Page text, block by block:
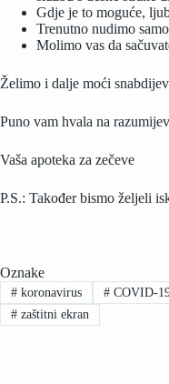
Gdje je to moguće,
Trenutno nudimo
Molimo vas da
Želimo i dalje moći
Puno vam hvala na
Vaša apoteka za zečeve
P.S.: Također bismo željeli
Oznake
#koronavirus #COVID-
#zaštitni ekran